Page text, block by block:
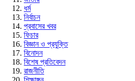
ধর্ম
নির্বাচন
প্রবাসের খবর
ফিচার
বিজ্ঞান ও প্রযুক্তি
বিনোদন
বিশেষ প্রতিবেদন
রাজনীতি